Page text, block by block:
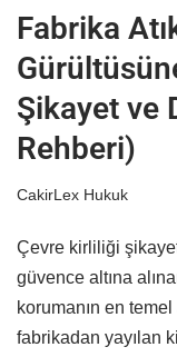
Fabrika
Şikayet ve
Rehberi)
CakirLex Hukuk
Çevre kirliliği
güvence altına
korumanın en
fabrikadan yayılan